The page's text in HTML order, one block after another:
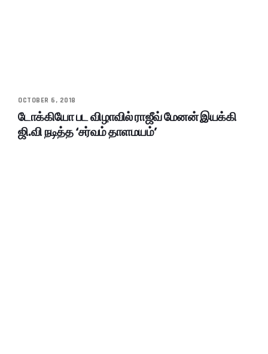
OCTOBER 6, 2018
டோக்கியோ பட விழாவில் ராஜீவ் மேனன் இயக்கி
ஜி.வி நடித்த ‘சர்வம் தாளமயம்’